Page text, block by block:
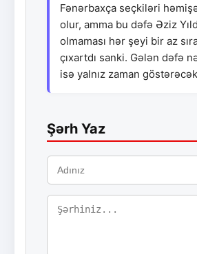
Fənərbaxça seçkiləri
olur, amma bu dəfə Əziz
olmaması hər şeyi bir az
çıxartdı sanki. Gələn dəfə
isə yalnız zaman
Şərh Yaz